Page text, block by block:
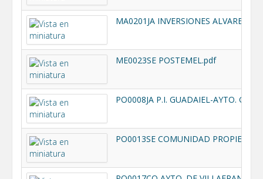
MA0201JA INVERSIONES ALVAREZ
ME0023SE POSTEMEL.pdf